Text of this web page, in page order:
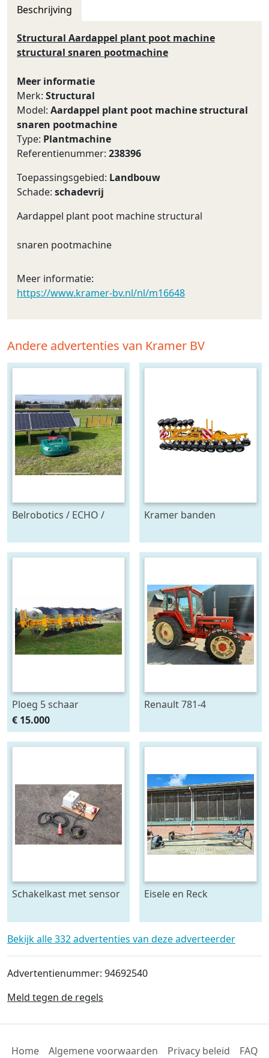
Beschrijving
Structural Aardappel plant poot machine
structural snaren pootmachine
Meer informatie
Merk: Structural
Model: Aardappel plant poot machine structural
snaren pootmachine
Type: Plantmachine
Referentienummer: 238396
Toepassingsgebied: Landbouw
Schade: schadevrij
Aardappel plant poot machine structural
snaren pootmachine
Meer informatie:
https://www.kramer-bv.nl/nl/m16648
Andere advertenties van Kramer BV
Belrobotics / ECHO /
leverancier
zonnepanelen accu
Kramer banden
Ploeg 5 schaar
RUMPTSTAD RPV 140 -
480V4 + 1
€ 15.000
Renault 781-4
Schakelkast met sensor
Eisele en Reck
kast 70 x 70 raam - beide
5 meter lang
Bekijk alle 332 advertenties van deze adverteerder
Advertentienummer: 94692540
Meld tegen de regels
Home Algemene voorwaarden Privacy beleid FAQ